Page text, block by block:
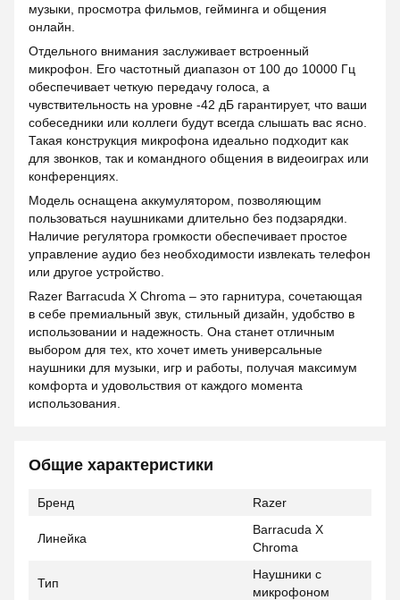
музыки, просмотра фильмов, гейминга и общения
онлайн.
Отдельного внимания заслуживает встроенный
микрофон. Его частотный диапазон от 100 до 10000 Гц
обеспечивает четкую передачу голоса, а
чувствительность на уровне -42 дБ гарантирует, что ваши
собеседники или коллеги будут всегда слышать вас ясно.
Такая конструкция микрофона идеально подходит как
для звонков, так и командного общения в видеоиграх или
конференциях.
Модель оснащена аккумулятором, позволяющим
пользоваться наушниками длительно без подзарядки.
Наличие регулятора громкости обеспечивает простое
управление аудио без необходимости извлекать телефон
или другое устройство.
Razer Barracuda X Chroma – это гарнитура, сочетающая
в себе премиальный звук, стильный дизайн, удобство в
использовании и надежность. Она станет отличным
выбором для тех, кто хочет иметь универсальные
наушники для музыки, игр и работы, получая максимум
комфорта и удовольствия от каждого момента
использования.
Общие характеристики
Бренд Razer
Линейка
Barracuda X
Chroma
Тип
Наушники с
микрофоном